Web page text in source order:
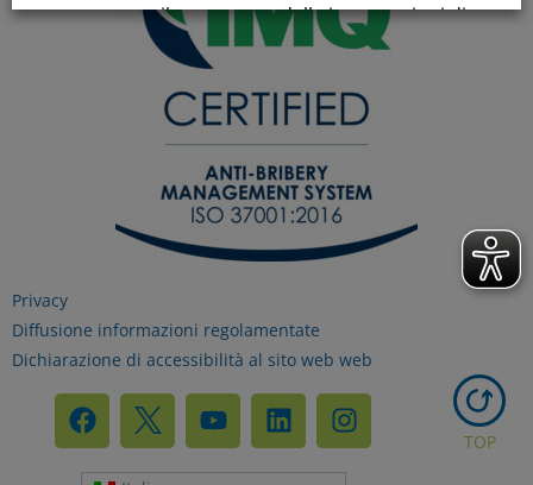
Privacy
Diffusione informazioni regolamentate
Dichiarazione di accessibilità al sito web web
TOP
comporta il permanere delle impostazioni di
default e la continuazione della navigazione
in assenza di cookie o altri strumenti di
tracciamento diversi da quelli tecnici.
Per maggiori informazioni consulta la
Informativa sui dati personali e cookie
RIFIUTA TUTTI
GESTISCI I TUOI COOKIES